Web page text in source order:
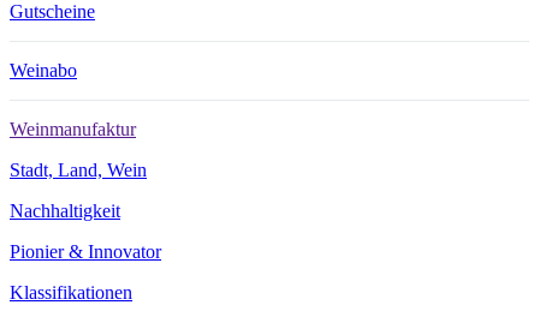
Gutscheine
Weinabo
Weinmanufaktur
Stadt, Land, Wein
Nachhaltigkeit
Pionier & Innovator
Klassifikationen